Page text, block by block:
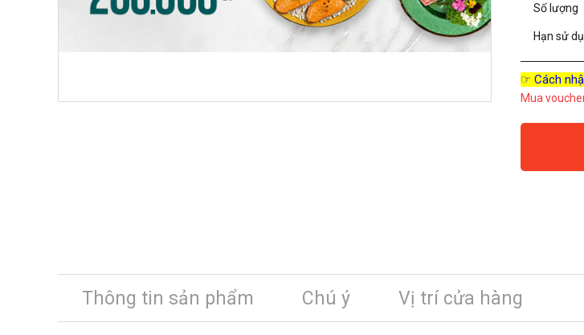
Số lượng
Hạn sử
☞ Cách
Mua
Thông tin sản phẩm Chú ý Vị trí cửa hàng